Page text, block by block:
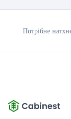
Потрібне